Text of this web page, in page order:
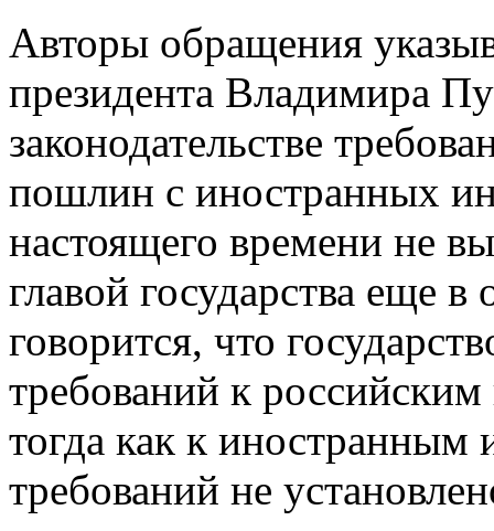
Авторы обращения
президента Владимира
законодательстве
пошлин с иностранных
настоящего времени не
главой государства еще
говорится, что
требований к
тогда как к иностранным
требований не